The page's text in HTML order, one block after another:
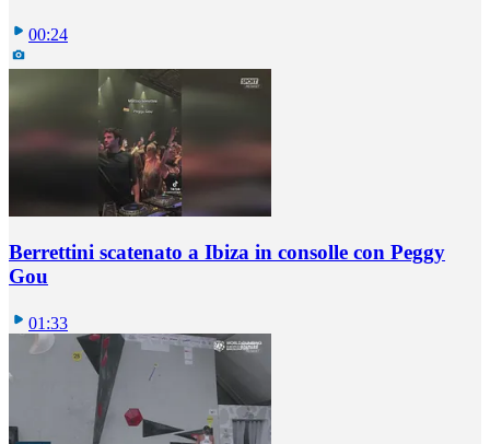
00:24
Berrettini scatenato a Ibiza in consolle con Peggy
Gou
01:33